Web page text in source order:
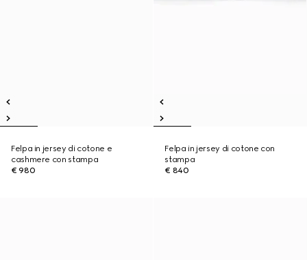
Felpa in jersey di cotone e
cashmere con stampa
€ 980
Felpa in jersey di cotone con
stampa
€ 840